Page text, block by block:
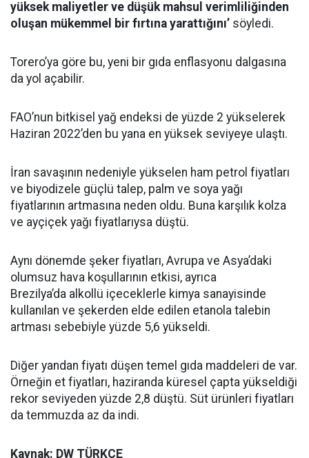
yüksek maliyetler ve düşük mahsul verimliliğinden
oluşan mükemmel bir fırtına yarattığını’ söyledi.
Torero’ya göre bu, yeni bir gıda enflasyonu dalgasına
da yol açabilir.
FAO’nun bitkisel yağ endeksi de yüzde 2 yükselerek
Haziran 2022’den bu yana en yüksek seviyeye ulaştı.
İran savaşının nedeniyle yükselen ham petrol fiyatları
ve biyodizele güçlü talep, palm ve soya yağı
fiyatlarının artmasına neden oldu. Buna karşılık kolza
ve ayçiçek yağı fiyatlarıysa düştü.
Aynı dönemde şeker fiyatları, Avrupa ve Asya’daki
olumsuz hava koşullarının etkisi, ayrıca
Brezilya’da alkollü içeceklerle kimya sanayisinde
kullanılan ve şekerden elde edilen etanola talebin
artması sebebiyle yüzde 5,6 yükseldi.
Diğer yandan fiyatı düşen temel gıda maddeleri de var.
Örneğin et fiyatları, haziranda küresel çapta yükseldiği
rekor seviyeden yüzde 2,8 düştü. Süt ürünleri fiyatları
da temmuzda az da indi.
Kaynak: DW TÜRKÇE